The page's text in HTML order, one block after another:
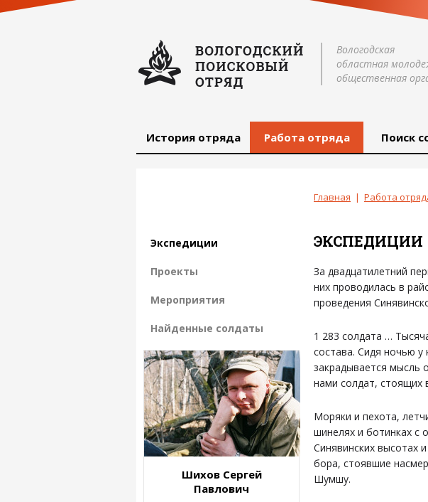
Вологодская
областная
общественная
История отряда Работа отряда Поиск
Главная | Работа
ЭКСПЕДИЦИИ
За двадцатилетний
них проводилась в
проведения
1 283 солдата …
состава. Сидя ночью у
закрадывается мысль
нами солдат, стоящих
Моряки и пехота,
шинелях и ботинках с
Синявинских высотах
бора, стоявшие
Шумшу.
Экспедиции
Проекты
Мероприятия
Найденные солдаты
Шихов Сергей
Павлович